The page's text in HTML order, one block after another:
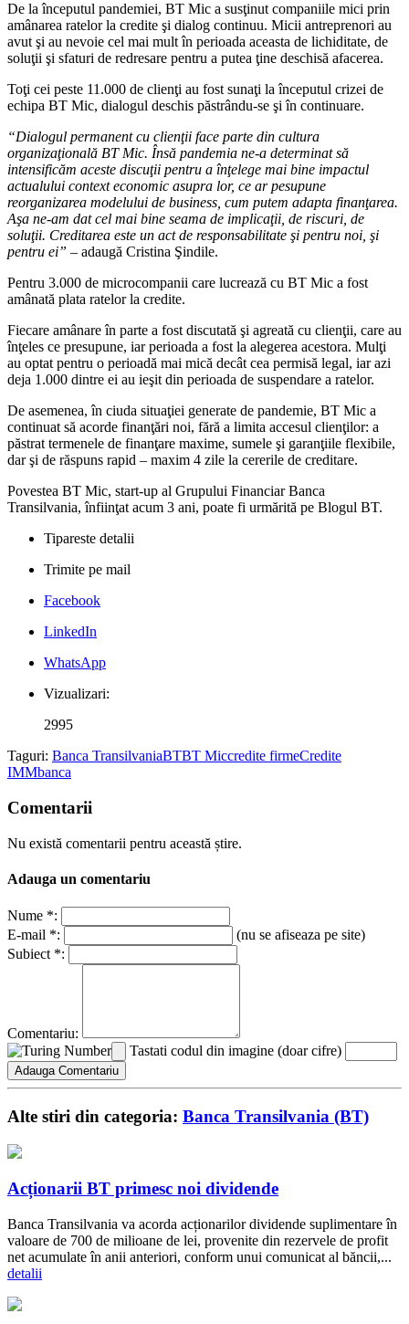
De la începutul pandemiei, BT Mic a susţinut companiile mici prin
amânarea ratelor la credite şi dialog continuu. Micii antreprenori au
avut şi au nevoie cel mai mult în perioada aceasta de lichiditate, de
soluţii şi sfaturi de redresare pentru a putea ţine deschisă afacerea.
Toţi cei peste 11.000 de clienţi au fost sunaţi la începutul crizei de
echipa BT Mic, dialogul deschis păstrându-se şi în continuare.
“Dialogul permanent cu clienţii face parte din cultura
organizaţională BT Mic. Însă pandemia ne-a determinat să
intensificăm aceste discuţii pentru a înţelege mai bine impactul
actualului context economic asupra lor, ce ar pesupune
reorganizarea modelului de business, cum putem adapta finanţarea.
Aşa ne-am dat cel mai bine seama de implicaţii, de riscuri, de
soluţii. Creditarea este un act de responsabilitate şi pentru noi, şi
pentru ei” – adaugă Cristina Şindile.
Pentru 3.000 de microcompanii care lucrează cu BT Mic a fost
amânată plata ratelor la credite.
Fiecare amânare în parte a fost discutată şi agreată cu clienţii, care au
înţeles ce presupune, iar perioada a fost la alegerea acestora. Mulţi
au optat pentru o perioadă mai mică decât cea permisă legal, iar azi
deja 1.000 dintre ei au ieşit din perioada de suspendare a ratelor.
De asemenea, în ciuda situaţiei generate de pandemie, BT Mic a
continuat să acorde finanţări noi, fără a limita accesul clienţilor: a
păstrat termenele de finanţare maxime, sumele şi garanţiile flexibile,
dar şi de răspuns rapid – maxim 4 zile la cererile de creditare.
Povestea BT Mic, start-up al Grupului Financiar Banca
Transilvania, înfiinţat acum 3 ani, poate fi urmărită pe Blogul BT.
Tipareste detalii
Trimite pe mail
Facebook
LinkedIn
WhatsApp
Vizualizari:
2995
Taguri: Banca TransilvaniaBTBT Miccredite firmeCredite
IMMbanca
Comentarii
Nu există comentarii pentru această știre.
Adauga un comentariu
Nume *:
E-mail *:
(nu se afiseaza pe site)
Subiect *:
Comentariu:
Tastati codul din imagine (doar cifre)
Alte stiri din categoria: Banca Transilvania (BT)
Acționarii BT primesc noi dividende
Banca Transilvania va acorda acționarilor dividende suplimentare în
valoare de 700 de milioane de lei, provenite din rezervele de profit
net acumulate în anii anteriori, conform unui comunicat al băncii,...
detalii